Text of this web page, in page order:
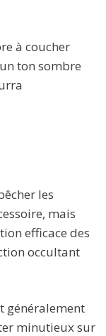
à coucher
ton sombre
les
mais
efficace des
occultant
généralement
minutieux sur